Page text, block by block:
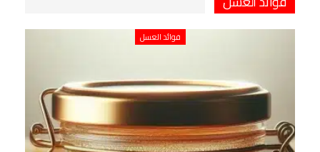
فوائد العسل